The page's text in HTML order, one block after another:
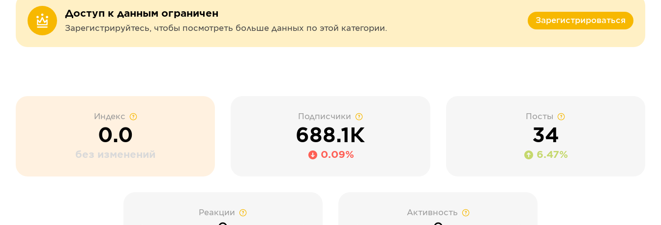
Доступ к данным ограничен
Зарегистрируйтесь, чтобы посмотреть больше данных по этой категории.
Зарегистрироваться
Индекс
0.0
без изменений
Подписчики
688.1К
0.09%
Посты
34
6.47%
Реакции Активность